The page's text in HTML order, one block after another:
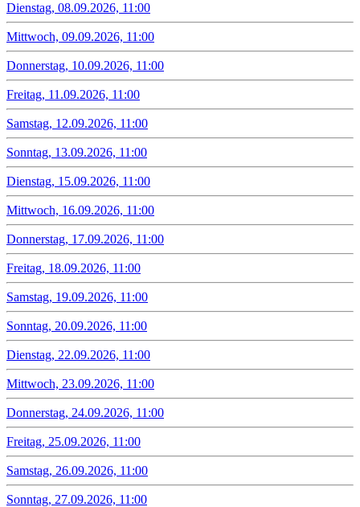
Dienstag, 08.09.2026, 11:00
Mittwoch, 09.09.2026, 11:00
Donnerstag, 10.09.2026, 11:00
Freitag, 11.09.2026, 11:00
Samstag, 12.09.2026, 11:00
Sonntag, 13.09.2026, 11:00
Dienstag, 15.09.2026, 11:00
Mittwoch, 16.09.2026, 11:00
Donnerstag, 17.09.2026, 11:00
Freitag, 18.09.2026, 11:00
Samstag, 19.09.2026, 11:00
Sonntag, 20.09.2026, 11:00
Dienstag, 22.09.2026, 11:00
Mittwoch, 23.09.2026, 11:00
Donnerstag, 24.09.2026, 11:00
Freitag, 25.09.2026, 11:00
Samstag, 26.09.2026, 11:00
Sonntag, 27.09.2026, 11:00